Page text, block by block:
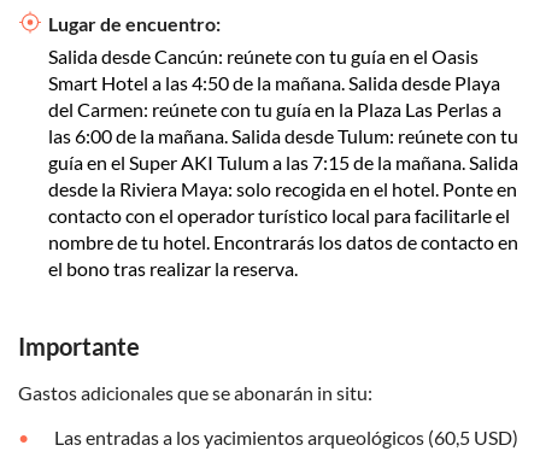
Lugar de encuentro:
Salida desde Cancún: reúnete con tu guía en el Oasis
Smart Hotel a las 4:50 de la mañana. Salida desde Playa
del Carmen: reúnete con tu guía en la Plaza Las Perlas a
las 6:00 de la mañana. Salida desde Tulum: reúnete con tu
guía en el Super AKI Tulum a las 7:15 de la mañana. Salida
desde la Riviera Maya: solo recogida en el hotel. Ponte en
contacto con el operador turístico local para facilitarle el
nombre de tu hotel. Encontrarás los datos de contacto en
el bono tras realizar la reserva.
Importante
Gastos adicionales que se abonarán in situ:
Las entradas a los yacimientos arqueológicos (60,5 USD)